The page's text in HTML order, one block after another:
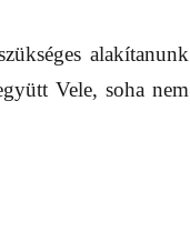
alakítanunk
Vele, soha nem